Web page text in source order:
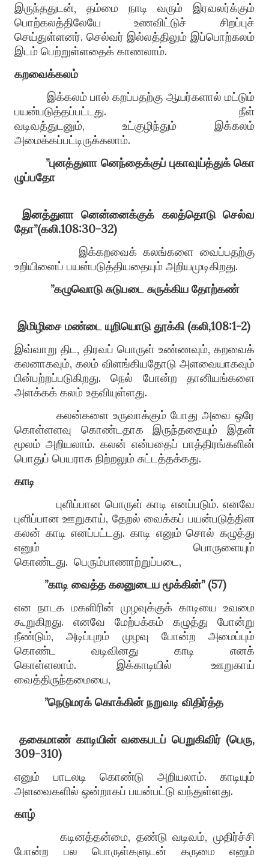
இருந்ததுடன், தம்மை நாடி வரும் இரவலர்க்கும்
பொற்கலத்திலேயே உணவிட்டுச் சிறப்புச்
செய்துள்ளனர். செல்வர் இல்லத்திலும் இப்பொற்கலம்
இடம் பெற்றுள்ளதைக் காணலாம்.
கறவைக்கலம்
இக்கலம் பால் கறப்பதற்கு ஆயர்களால் மட்டும்
பயன்படுத்தப்பட்டது. நீள்
வடிவத்துடனும், உட்குழிந்தும் இக்கலம்
அமைக்கப்பட்டிருக்கலாம்.
”புனத்துளா னெந்தைக்குப் புகாவுய்த்துக் கொ
ழுப்பதோ
இனத்துளா னென்னைக்குக் கலத்தொடு செல்வ
தோ”(கலி.108:30-32)
இக்கறவைக் கலங்களை வைப்பதற்கு
உறியினைப் பயன்படுத்தியதையும் அறியமுடிகிறது.
”கழுவொடு சுடுபடை சுருக்கிய தோற்கண்
இமிழிசை மண்டை யுறியொடு தூக்கி (கலி,108:1-2)
இவ்வாறு திட, திரவப் பொருள் உண்ணவும்,கறவைக்
கலனாகவும், கலம் விளங்கியதோடு அளவையாகவும்
பின்பற்றப்படுகிறது.நெல் போன்ற தானியங்களை
அளக்கக் கலம் உதவியுள்ளது.
கலன்களை உருவாக்கும் போது அவை ஒரே
கொள்ளளவு கொண்டதாக இருந்ததையும் இதன்
மூலம் அறியலாம். கலன் என்பதைப் பாத்திரங்களின்
பொதுப் பெயராக நிற்றலும் சுட்டத்தக்கது.
காடி
புளிப்பான பொருள் காடி எனப்படும். எனவே
புளிப்பான ஊறுகாய், தேறல் வைக்கப் பயன்படுத்தின
கலன் காடி எனப்பட்டது.காடி எனும் சொல் கழுத்து
எனும் பொருளையும்
கொண்டது. பெரும்பாணாற்றுப்படை,
”காடி வைத்த கலனுடைய மூக்கின்” (57)
என நாடக மகளிரின் முழவுக்குக் காடியை உவமை
கூறுகிறது. எனவே மேற்பக்கம் கழுத்து போன்று
நீண்டும்,அடிப்புறம் முழவு போன்ற அமைப்பும்
கொண்ட வடிவினது காடி எனக்
கொள்ளலாம். இக்காடியில் ஊறுகாய்
வைத்திருந்தமையை,
”நெடுமரக் கொக்கின் நறுவடி விதிர்த்த
தகைமாண் காடியின் வகைபடப் பெறுகிவிர்(பெரு,
309-310)
எனும் பாடலடி கொண்டு அறியலாம். காடியும்
அளவைகளில் ஒன்றாகப் பயன்பட்டு வந்துள்ளது.
காழ்
கடினத்தன்மை, தண்டு வடிவம்,முதிர்ச்சி
போன்ற பல பொருள்களுடன் கருமை எனும்